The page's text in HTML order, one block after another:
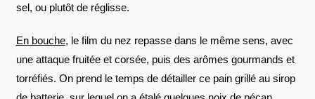
sel, ou plutôt de réglisse.
En bouche, le film du nez repasse dans le même sens, avec
une attaque fruitée et corsée, puis des arômes gourmands et
torréfiés. On prend le temps de détailler ce pain grillé au sirop